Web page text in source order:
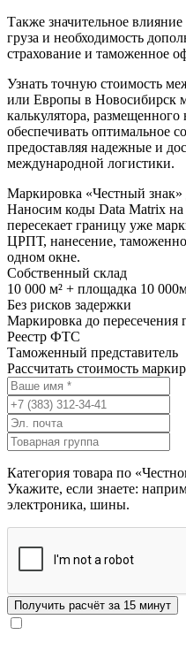
Также значительное
груза и необходимость
страхование и таможенное
Узнать точную стоимость
или Европы в Новосибирск
калькулятора,
обеспечивать оптимальное
предоставляя надежные и
международной логистики.
Маркировка «Честный
Наносим коды Data Matrix
пересекает границу уже
ЦРПТ, нанесение,
одном окне.
Собственный склад
10 000 м² + площадка 10
Без рисков задержки
Маркировка до
Реестр ФТС
Таможенный представитель
Рассчитать стоимость
Категория товара по
Укажите, если знаете:
электроника, шины.